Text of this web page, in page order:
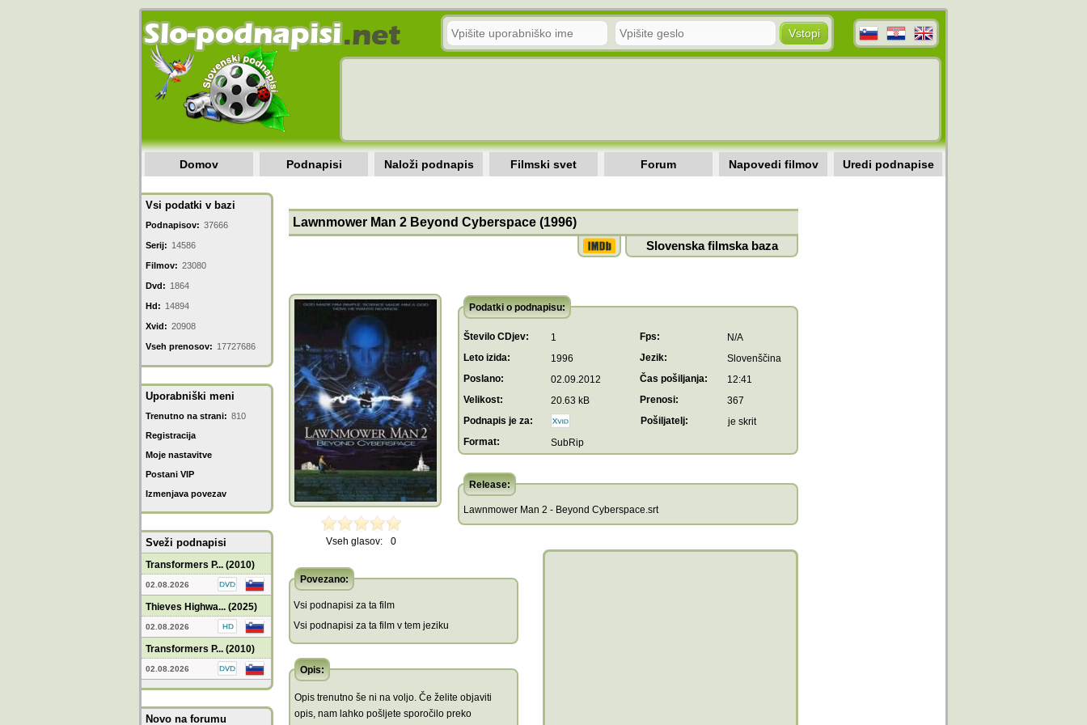
Domov Podnapisi Naloži podnapis Filmski svet Forum Napovedi filmov Uredi podnapise
Vsi podatki v bazi
Podnapisov: 37666
Serij: 14586
Filmov: 23080
Dvd: 1864
Hd: 14894
Xvid: 20908
Vseh prenosov: 17727686
Uporabniški meni
Trenutno na strani: 810
Registracija
Moje nastavitve
Postani VIP
Izmenjava povezav
Sveži podnapisi
Transformers P... (2010)
02.08.2026
Thieves Highwa... (2025)
02.08.2026
Transformers P... (2010)
02.08.2026
Novo na forumu
Lawnmower Man 2 Beyond Cyberspace (1996)
Slovenska filmska baza
Vseh glasov: 0
Podatki o podnapisu:
Število CDjev: 1 Fps:
N/A
Leto izida:
1996 Jezik:
Slovenščina
Poslano:
02.09.2012 Čas pošiljanja:
12:41
Velikost:
20.63 kB Prenosi:
367
Podnapis je za:
Pošiljatelj:
je skrit
Format:
SubRip
Release:
Lawnmower Man 2 - Beyond Cyberspace.srt
Povezano:
Vsi podnapisi za ta film
Vsi podnapisi za ta film v tem jeziku
Opis:
Opis trenutno še ni na voljo. Če želite objaviti
opis, nam lahko pošljete sporočilo preko